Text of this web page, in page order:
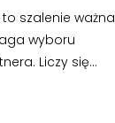
szalenie ważna
wyboru
Liczy się...